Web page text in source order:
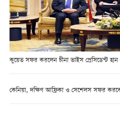
কুয়েত সফর করলেন চীনা ভাইস প্রেসিডেন্ট হান
কেনিয়া, দক্ষিণ আফ্রিকা ও সেশেলস সফর